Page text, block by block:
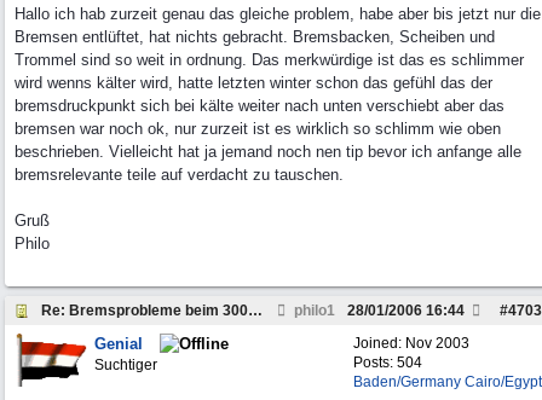
Hallo ich hab zurzeit genau das gleiche problem, habe aber bis jetzt nur die
Bremsen entlüftet, hat nichts gebracht. Bremsbacken, Scheiben und
Trommel sind so weit in ordnung. Das merkwürdige ist das es schlimmer
wird wenns kälter wird, hatte letzten winter schon das gefühl das der
bremsdruckpunkt sich bei kälte weiter nach unten verschiebt aber das
bremsen war noch ok, nur zurzeit ist es wirklich so schlimm wie oben
beschrieben. Vielleicht hat ja jemand noch nen tip bevor ich anfange alle
bremsrelevante teile auf verdacht zu tauschen.
Gruß
Philo
Re: Bremsprobleme beim 300GD, W460, Bj.80, Wer ken philo1 #4703
28/01/2006 16:44
Joined: Nov 2003
Posts: 504
Baden/Germany Cairo/Egypt
Genial
Suchtiger